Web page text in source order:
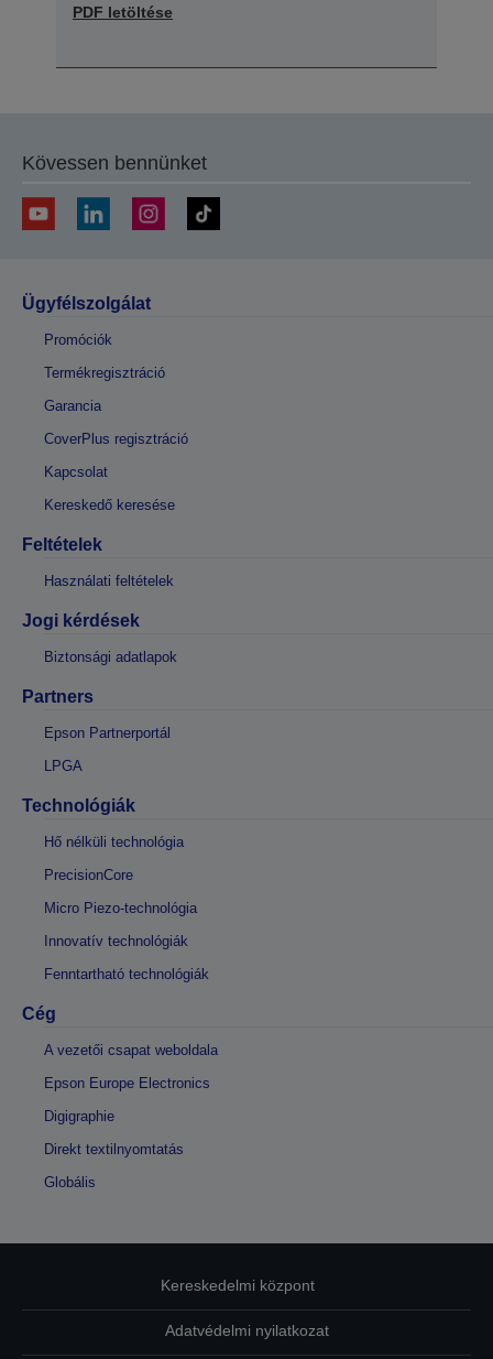
PDF letöltése
Kövessen bennünket
Ügyfélszolgálat
Promóciók
Termékregisztráció
Garancia
CoverPlus regisztráció
Kapcsolat
Kereskedő keresése
Feltételek
Használati feltételek
Jogi kérdések
Biztonsági adatlapok
Partners
Epson Partnerportál
LPGA
Technológiák
Hő nélküli technológia
PrecisionCore
Micro Piezo-technológia
Innovatív technológiák
Fenntartható technológiák
Cég
A vezetői csapat weboldala
Epson Europe Electronics
Digigraphie
Direkt textilnyomtatás
Globális
Kereskedelmi központ
Adatvédelmi nyilatkozat